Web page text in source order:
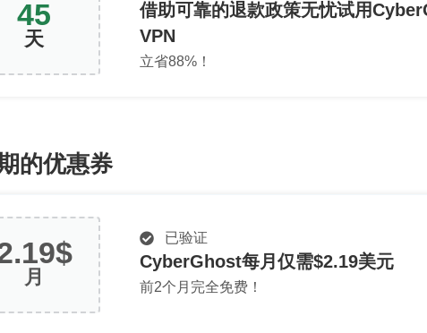
45
天
借助可靠的退款政策无忧试用
VPN
立省88%！
的优惠券
月
已验证
CyberGhost每月仅需$2.19美元
前2个月完全免费！